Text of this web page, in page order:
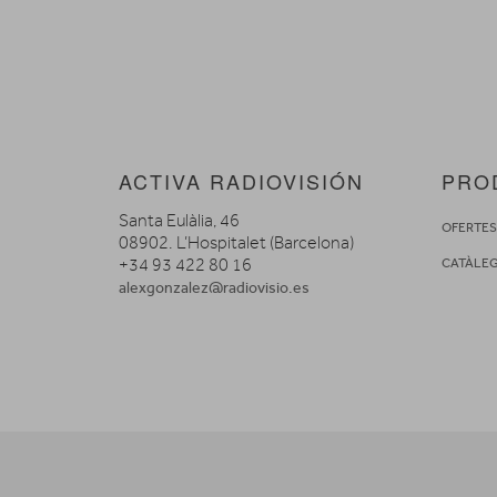
ACTIVA RADIOVISIÓN
Santa Eulàlia, 46
08902. L’Hospitalet (Barcelona)
+34 93 422 80 16
alexgonzalez@radiovisio.es
OFERTES